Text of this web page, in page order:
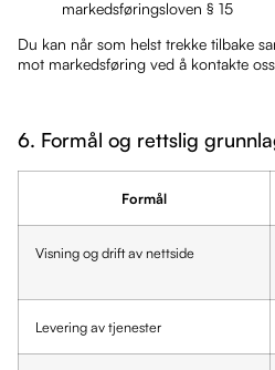
markedsføringsloven § 15
Du kan når som helst trekke tilbake
mot markedsføring ved å kontakte
6. Formål og rettslig
Formål
Visning og drift av nettside
Levering av tjenester